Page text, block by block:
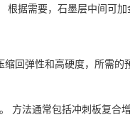
据需要，石墨层中间可加
回弹性和高硬度，所需
方法通常包括冲刺板复合